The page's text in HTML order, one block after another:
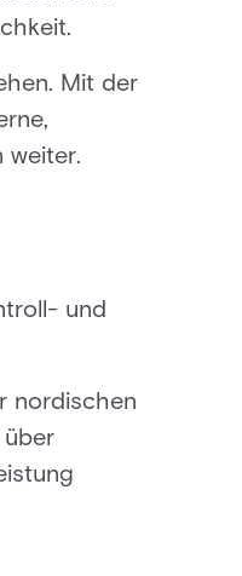
Mit der
weiter.
und
nordischen